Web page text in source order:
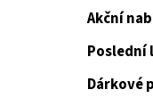
Akční
Poslední
Dárkové